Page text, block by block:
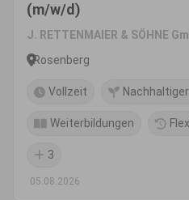
(m/w/d)
J. RETTENMAIER & SÖHNE
Rosenberg
Vollzeit
Weiterbildungen
3
05.08.2026